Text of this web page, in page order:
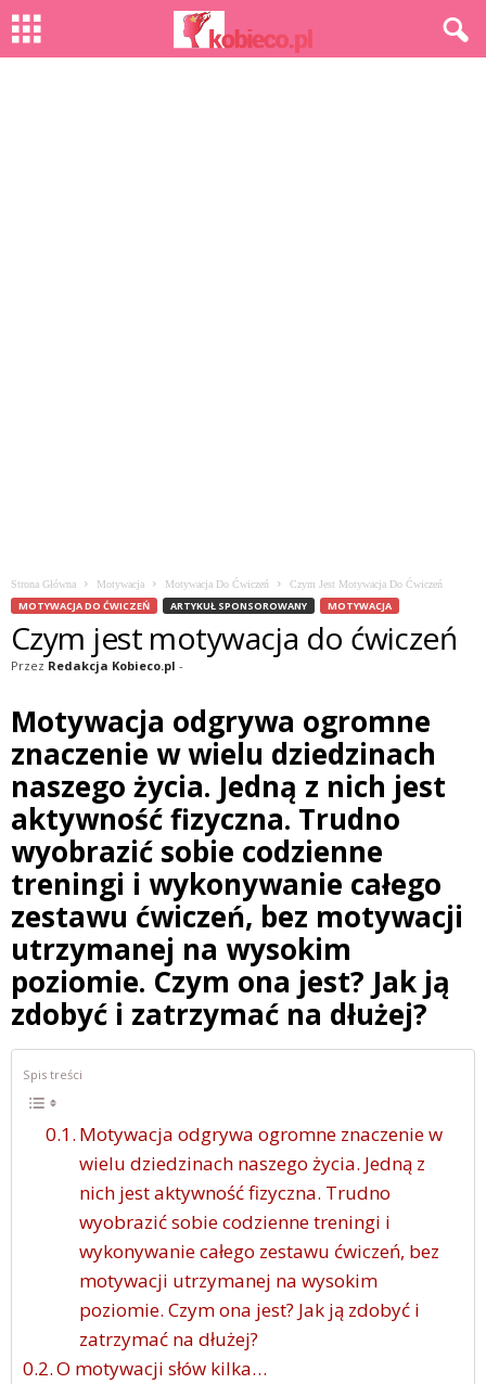
Strona Główna Motywacja Motywacja Do Ćwiczeń Czym Jest Motywacja Do Ćwiczeń
MOTYWACJA DO ĆWICZEŃ ARTYKUŁ SPONSOROWANY MOTYWACJA
Czym jest motywacja do ćwiczeń
Przez Redakcja Kobieco.pl -
Motywacja odgrywa ogromne
znaczenie w wielu dziedzinach
naszego życia. Jedną z nich jest
aktywność fizyczna. Trudno
wyobrazić sobie codzienne
treningi i wykonywanie całego
zestawu ćwiczeń, bez motywacji
utrzymanej na wysokim
poziomie. Czym ona jest? Jak ją
zdobyć i zatrzymać na dłużej?
Spis treści
Motywacja odgrywa ogromne znaczenie w
wielu dziedzinach naszego życia. Jedną z
nich jest aktywność fizyczna. Trudno
wyobrazić sobie codzienne treningi i
wykonywanie całego zestawu ćwiczeń, bez
motywacji utrzymanej na wysokim
poziomie. Czym ona jest? Jak ją zdobyć i
zatrzymać na dłużej?
O motywacji słów kilka…